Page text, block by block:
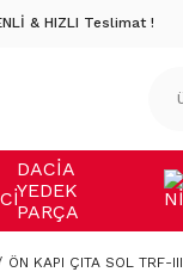
& HIZLI Teslimat !
DACİA
YEDEK
PARÇA
ÖN KAPI ÇITA SOL TRF-III